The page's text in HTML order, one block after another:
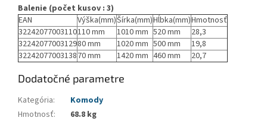
Balenie (počet kusov : 3)
EAN
Výška(mm)Šírka(mm)Hĺbka(mm)Hmotnosť
32242077003110110 mm 1010 mm 520 mm
28,3
3224207700312980 mm 1020 mm 500 mm
19,8
3224207700313870 mm 1420 mm 460 mm 20,7
Dodatočné parametre
Kategória:
Komody
Hmotnosť:
68.8 kg